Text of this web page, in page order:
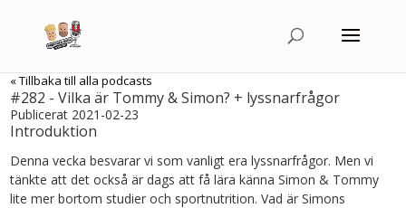
« Tillbaka till alla podcasts
#282 - Vilka är Tommy & Simon? + lyssnarfrågor
Publicerat 2021-02-23
Introduktion
Denna vecka besvarar vi som vanligt era lyssnarfrågor. Men vi
tänkte att det också är dags att få lära känna Simon & Tommy
lite mer bortom studier och sportnutrition. Vad är Simons